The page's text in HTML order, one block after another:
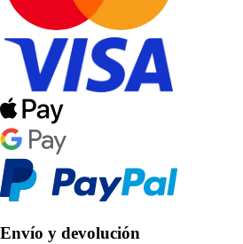
Envío y devolución